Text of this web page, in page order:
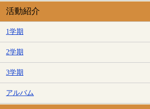
活動紹介
1学期
2学期
3学期
アルバム